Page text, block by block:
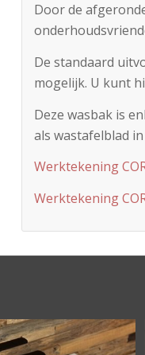
Door de
De standaard
mogelijk. U kunt
Deze wasbak is
als wastafelblad
Werktekening
Werktekening